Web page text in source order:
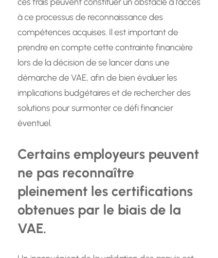
ces frais peuvent constituer un obstacle à l’accès
à ce processus de reconnaissance des
compétences acquises. Il est important de
prendre en compte cette contrainte financière
lors de la décision de se lancer dans une
démarche de VAE, afin de bien évaluer les
implications budgétaires et de rechercher des
solutions pour surmonter ce défi financier
éventuel.
Certains employeurs peuvent
ne pas reconnaître
pleinement les certifications
obtenues par le biais de la
VAE.